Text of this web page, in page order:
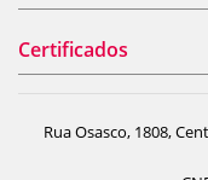
Certificados
Rua Osasco, 1808,